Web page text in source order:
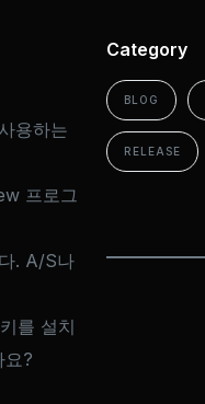
용하는
프로그
. A/S나
를 설치
요?
Category
BLOG
RELEASE